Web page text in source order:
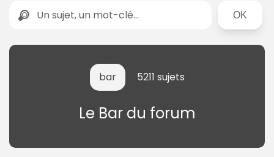
Rechercher
bar 5211 sujets
Le Bar du forum